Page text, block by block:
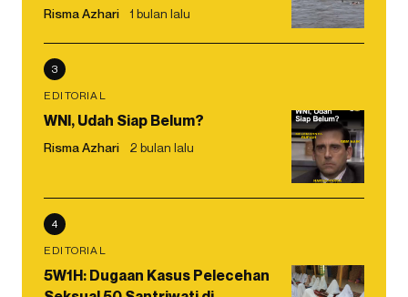
Risma Azhari 1 bulan lalu
3
EDITORIAL
WNI, Udah Siap Belum?
Risma Azhari 2 bulan lalu
4
EDITORIAL
5W1H: Dugaan Kasus Pelecehan